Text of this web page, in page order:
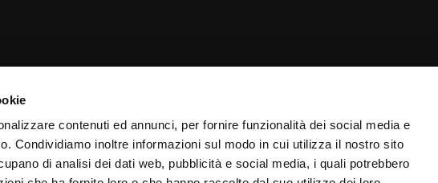
contenuti ed annunci, per fornire funzionalità dei social media e
Condividiamo inoltre informazioni sul modo in cui utilizza il nostro sito
di analisi dei dati web, pubblicità e social media, i quali potrebbero
Contatti
Email:info@padrepio.tv
Tel:+39.0882.413113
Info utili
Informativa privacy
Cookie Policy